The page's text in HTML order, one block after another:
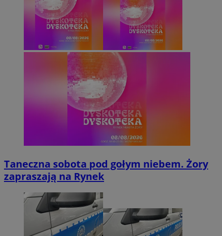
Taneczna sobota pod gołym niebem. Żory
zapraszają na Rynek